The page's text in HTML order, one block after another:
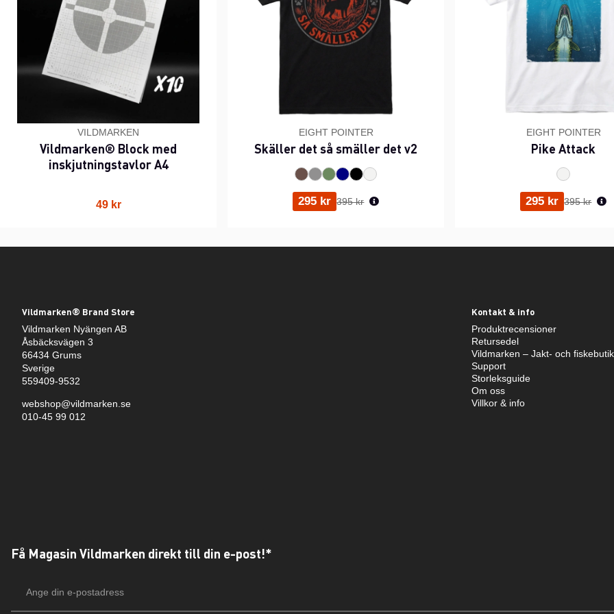
VILDMARKEN
Vildmarken® Block med
inskjutningstavlor A4
49 kr
EIGHT POINTER
Skäller det så smäller det v2
295 kr Ordinarie pris:
395 kr
EIGHT POINTER
Pike Attack
295 kr Ordinarie
395 kr
Vildmarken® Brand Store
Vildmarken Nyängen AB
Åsbäcksvägen 3
66434 Grums
Sverige
559409-9532
webshop@vildmarken.se
010-45 99 012
Kontakt & info
Produktrecensioner
Retursedel
Vildmarken – Jakt- och
Support
Storleksguide
Om oss
Villkor & info
Få Magasin Vildmarken direkt till din e-post!*
postadress